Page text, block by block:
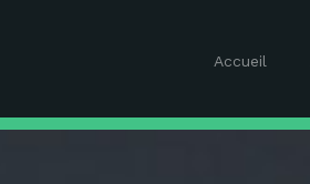
Accueil